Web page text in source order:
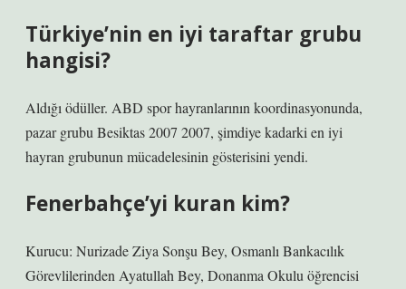
Türkiye’nin en iyi taraftar grubu
hangisi?
Aldığı ödüller. ABD spor hayranlarının koordinasyonunda,
pazar grubu Besiktas 2007 2007, şimdiye kadarki en iyi
hayran grubunun mücadelesinin gösterisini yendi.
Fenerbahçe’yi kuran kim?
Kurucu: Nurizade Ziya Sonşu Bey, Osmanlı Bankacılık
Görevlilerinden Ayatullah Bey, Donanma Okulu öğrencisi